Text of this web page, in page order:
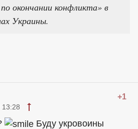
окончании конфликта» в
Украины.
+1
13:28
Буду укровоины